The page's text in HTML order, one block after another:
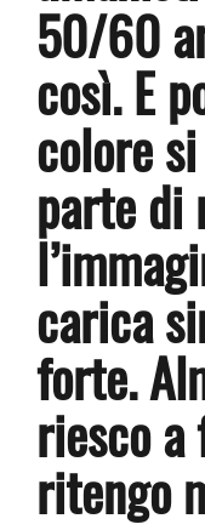
50/60
così. E
colore
parte di
carica
forte.
riesco a
ritengo